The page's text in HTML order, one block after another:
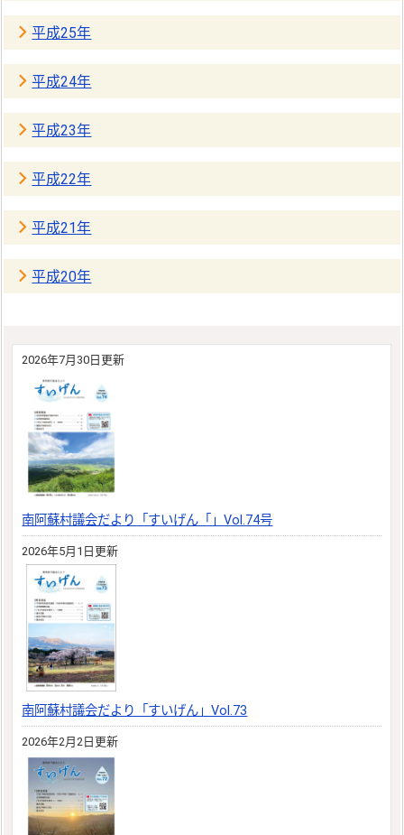
平成25年
平成24年
平成23年
平成22年
平成21年
平成20年
2026年7月30日更新
南阿蘇村議会だより「すいげん「」Vol.74号
2026年5月1日更新
南阿蘇村議会だより「すいげん」Vol.73
2026年2月2日更新